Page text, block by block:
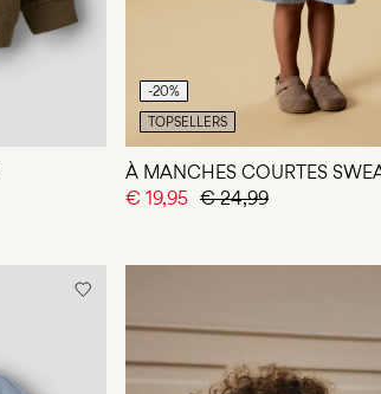
-20%
TOPSELLERS
À MANCHES COURTES
€ 19,95 € 24,99